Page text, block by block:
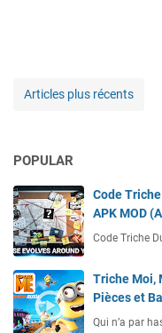
Articles plus récents
POPULAR
Code
APK MOD
Code Triche
Triche Moi,
Pièces et
Qui n’a par